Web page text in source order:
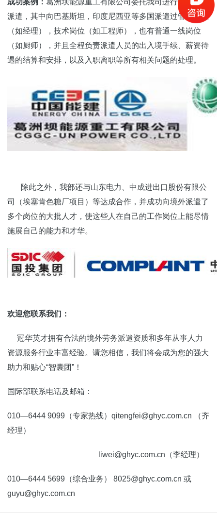
成功案例： 葛洲坝能源重工有限公司委托我司进行境外劳务
派遣，其中向巴基斯坦，印度尼西亚等多国派遣过管理岗位
（如经理），技术岗位（如工程师），也有普通一线岗位
（如厨师），并且全程负责派遣人员的出入境手续、薪资待
遇的结算和安排，以及入职离职等所有相关问题的处理。
除此之外，我部还与山东电力、中成进出口股份有限公
司（埃塞肯色糖厂项目）等达成合作，并成功向境外派遣了
多个岗位的大批人才，使这些人在自己的工作岗位上能尽情
施展自己的能力和才华。
欢迎您联系我们：
冠华英才拥有合法的境外劳务派遣资质和多年从事人力
资源服务行业丰富经验。请您相信，我们将会成为您的强大
助力和贴心“智囊团”！
国际部联系电话及邮箱：
010—6444 9099（专家热线）qitengfei@ghyc.com.cn （齐
经理）
liwei@ghyc.com.cn（李经理）
010—6444 5699（综合业务） 8025@ghyc.com.cn 或
guyu@ghyc.com.cn